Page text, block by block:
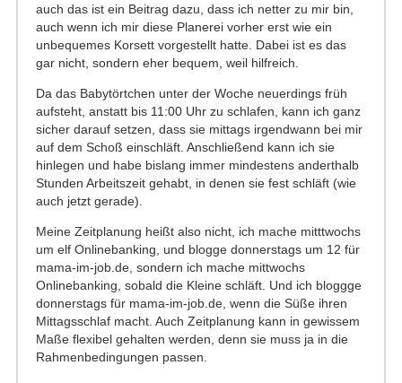
auch das ist ein Beitrag dazu, dass ich netter zu mir bin,
auch wenn ich mir diese Planerei vorher erst wie ein
unbequemes Korsett vorgestellt hatte. Dabei ist es das
gar nicht, sondern eher bequem, weil hilfreich.
Da das Babytörtchen unter der Woche neuerdings früh
aufsteht, anstatt bis 11:00 Uhr zu schlafen, kann ich ganz
sicher darauf setzen, dass sie mittags irgendwann bei mir
auf dem Schoß einschläft. Anschließend kann ich sie
hinlegen und habe bislang immer mindestens anderthalb
Stunden Arbeitszeit gehabt, in denen sie fest schläft (wie
auch jetzt gerade).
Meine Zeitplanung heißt also nicht, ich mache mitttwochs
um elf Onlinebanking, und blogge donnerstags um 12 für
mama-im-job.de, sondern ich mache mittwochs
Onlinebanking, sobald die Kleine schläft. Und ich bloggge
donnerstags für mama-im-job.de, wenn die Süße ihren
Mittagsschlaf macht. Auch Zeitplanung kann in gewissem
Maße flexibel gehalten werden, denn sie muss ja in die
Rahmenbedingungen passen.